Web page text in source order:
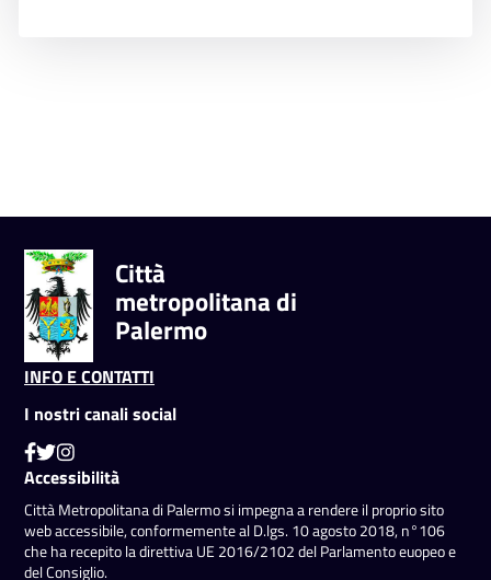
Città
metropolitana di
Palermo
INFO E CONTATTI
I nostri canali social
Accessibilità
Città Metropolitana di Palermo si impegna a rendere il proprio sito
web accessibile, conformemente al D.lgs. 10 agosto 2018, n°106
che ha recepito la direttiva UE 2016/2102 del Parlamento euopeo e
del Consiglio.